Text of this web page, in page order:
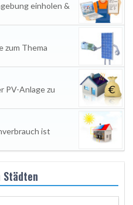
einholen &
zum Thema
PV-Anlage zu
ist